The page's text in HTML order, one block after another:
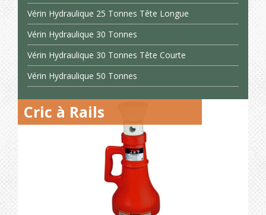
Vérin Hydraulique 25 Tonnes Tête Longue
Vérin Hydraulique 30 Tonnes
Vérin Hydraulique 30 Tonnes Tête Courte
Vérin Hydraulique 50 Tonnes
Cric à Rails